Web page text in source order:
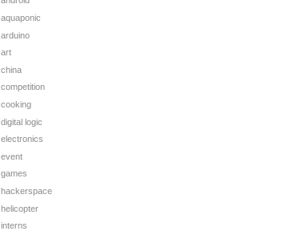
aquaponic
arduino
art
china
competition
cooking
digital logic
electronics
event
games
hackerspace
helicopter
interns